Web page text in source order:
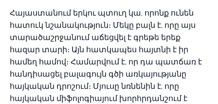
Հայաստանում երկու պտուղ կա, որոնք ունեն
հատուկ նշանակություն։ Մեկը բալն է, որը այս
տարածաշրջանում աճեցվել է գրեթե երեք
հազար տարի։ Այն հատկապես հայտնի է իր
համեղ համով։ Համարվում է, որ դա պատճառ է
հանդիսացել բալագույն գծի առկայությանը
հայկական դրոշում։ Մյուսը նռնենին է, որը
հայկական միֆոլոգիայում խորհրդանշում է